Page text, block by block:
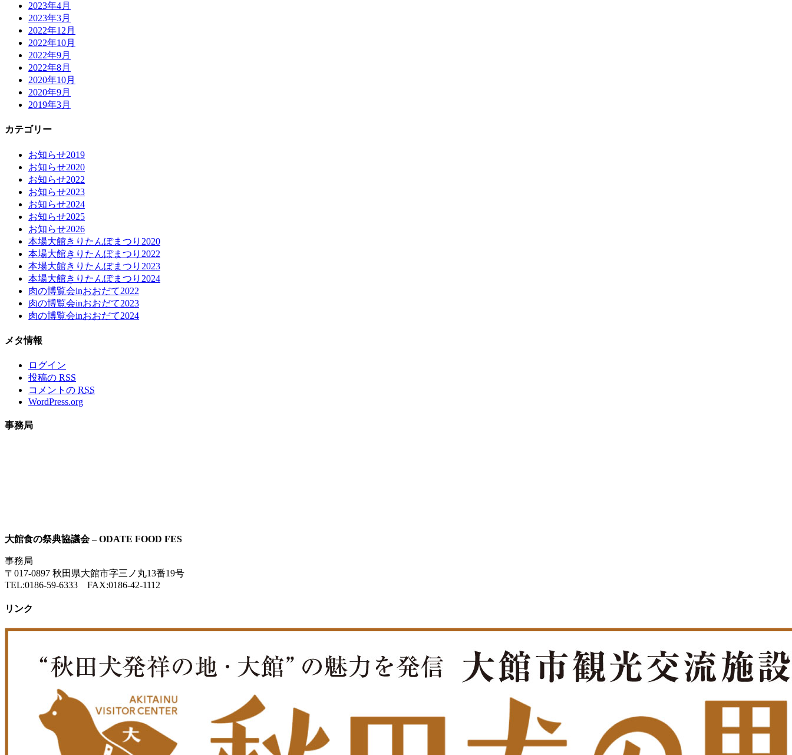
2023年4月
2023年3月
2022年12月
2022年10月
2022年9月
2022年8月
2020年10月
2020年9月
2019年3月
カテゴリー
お知らせ2019
お知らせ2020
お知らせ2022
お知らせ2023
お知らせ2024
お知らせ2025
お知らせ2026
本場大館きりたんぽまつり2020
本場大館きりたんぽまつり2022
本場大館きりたんぽまつり2023
本場大館きりたんぽまつり2024
肉の博覧会inおおだて2022
肉の博覧会inおおだて2023
肉の博覧会inおおだて2024
メタ情報
ログイン
投稿の RSS
コメントの RSS
WordPress.org
事務局
大館食の祭典協議会 – ODATE FOOD FES
事務局
〒017-0897 秋田県大館市字三ノ丸13番19号
TEL:0186-59-6333 FAX:0186-42-1112
リンク